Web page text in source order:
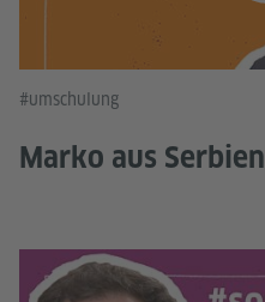
#umschulung
Marko aus Serbien